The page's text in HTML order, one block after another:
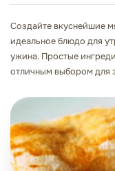
Создайте вкуснейшие
идеальное блюдо для
ужина. Простые
отличным выбором для